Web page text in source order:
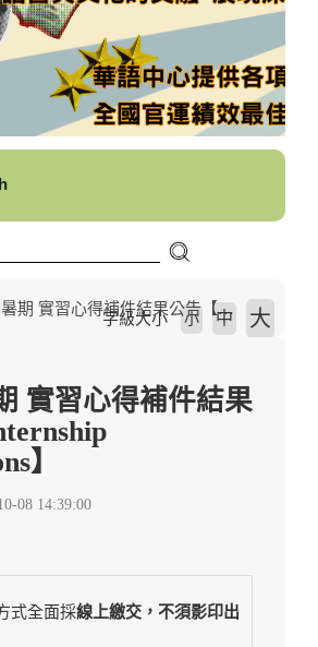
113-2暑期 實習心得補件結果公告【Internship Reflections】
字級大小 小 中 大
實習心得補件結果
】
08 14:39:00
式全面採線上繳交，不須影印出